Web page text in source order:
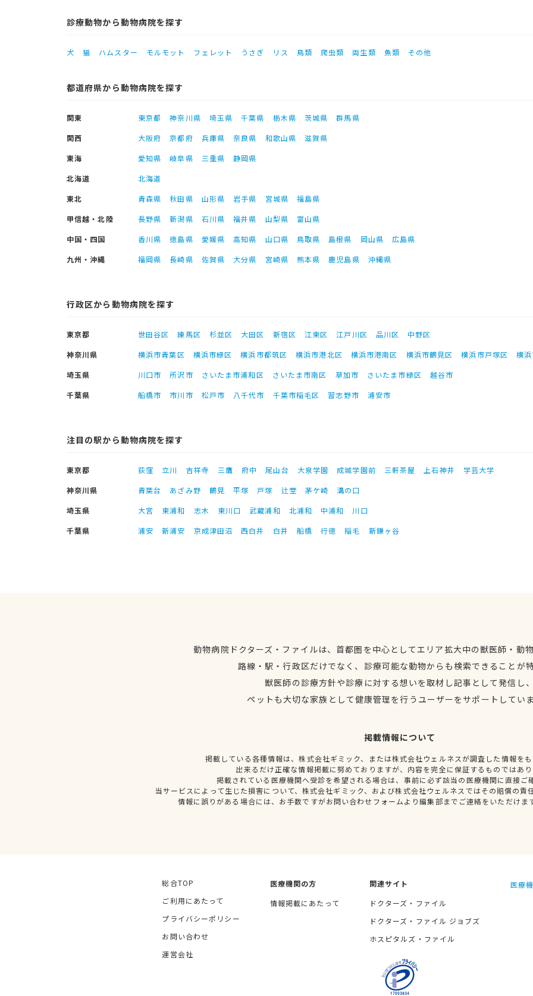
診療動物から動物病院を探す
犬 猫 ハムスター モルモット フェレット うさぎ リス 鳥類 爬虫類 両生類 魚類 その他
都道府県から動物病院を探す
関東 東京都 神奈川県 埼玉県 千葉県 栃木県 茨城県
群馬県
関西
大阪府 京都府 兵庫県 奈良県 和歌山県
滋賀県
東海
愛知県 岐阜県 三重県
静岡県
北海道
北海道
東北
青森県 秋田県 山形県 岩手県 宮城県
福島県
甲信越・北陸
長野県 新潟県 石川県 福井県 山梨県
富山県
中国・四国
香川県 徳島県 愛媛県 高知県 山口県 鳥取県 島根県 岡山県
広島県
九州・沖縄
福岡県 長崎県 佐賀県 大分県 宮崎県 熊本県 鹿児島県 沖縄県
行政区から動物病院を探す
東京都 世田谷区 練馬区 杉並区 大田区 新宿区 江東区 江戸川区 品川区
中野区
神奈川県
横浜市青葉区 横浜市緑区 横浜市都筑区 横浜市港北区 横浜市港南区 横浜市鶴見区 横浜市戸塚区
横
埼玉県
川口市 所沢市 さいたま市浦和区 さいたま市南区 草加市 さいたま市緑区
越谷市
千葉県
船橋市 市川市 松戸市 八千代市 千葉市稲毛区 習志野市 浦安市
注目の駅から動物病院を探す
東京都 荻窪 立川 吉祥寺 三鷹 府中 尾山台 大泉学園 成城学園前 三軒茶屋 上石神井
学芸大学
神奈川県
青葉台 あざみ野 鶴見 平塚 戸塚 辻堂 茅ケ崎
溝の口
埼玉県
大宮 東浦和 志木 東川口 武蔵浦和 北浦和 中浦和
川口
千葉県
浦安 新浦安 京成津田沼 西白井 白井 船橋 行徳 稲毛 新鎌ヶ谷
動物病院ドクターズ・ファイルは、首都圏を中心としてエリア拡大中の獣医師・動
路線・駅・行政区だけでなく、診療可能な動物からも検索できることが
獣医師の診療方針や診療に対する想いを取材し記事として発信し
ペットも大切な家族として健康管理を行うユーザーをサポートしてい
掲載情報について
掲載している各種情報は、株式会社ギミック、または株式会社ウェルネスが調査した情報を
出来るだけ正確な情報掲載に努めておりますが、内容を完全に保証するものではあ
掲載されている医療機関へ受診を希望される場合は、事前に必ず該当の医療機関に直接ご
当サービスによって生じた損害について、株式会社ギミック、および株式会社ウェルネスではその賠償の責
情報に誤りがある場合には、お手数ですがお問い合わせフォームより編集部までご連絡をいただけま
総合TOP
ご利用にあたって
プライバシーポリシー
お問い合わせ
運営会社
医療機関の方
情報掲載にあたって
関連サイト
ドクターズ・ファイル
ドクターズ・ファイル ジョブズ
ホスピタルズ・ファイル
医療